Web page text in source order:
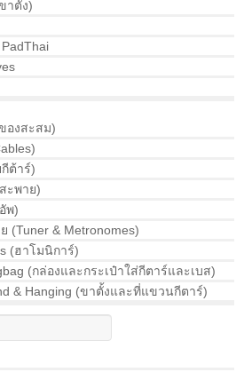
าตั้ง)
องสะสม)
ต้าร์)
ะพาย)
พ)
(Tuner & Metronomes)
(ฮาโมนิการ์)
(กล่องและกระเป๋าใส่กีตาร์และเบส)
& Hanging (ขาตั้งและที่แขวนกีตาร์)